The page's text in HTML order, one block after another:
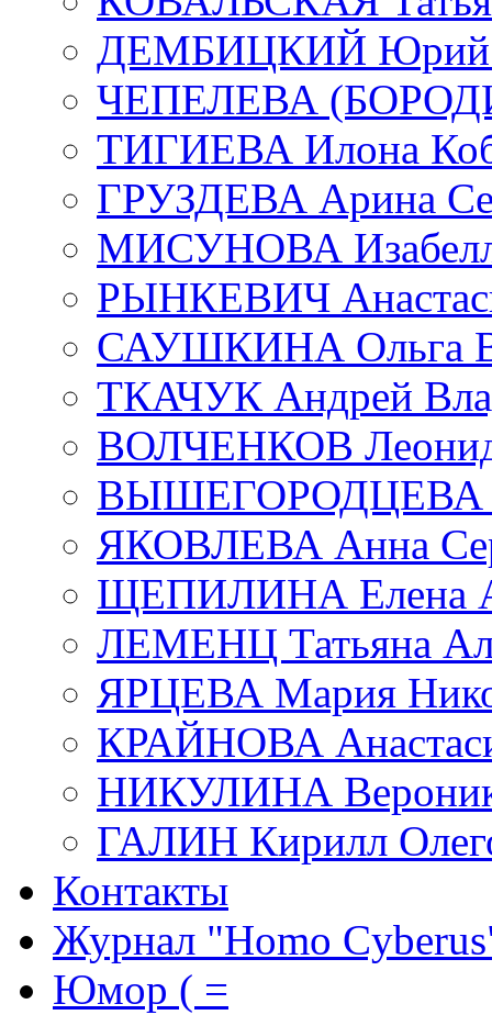
ДЕМБИЦКИЙ Юрий
ЧЕПЕЛЕВА
ТИГИЕВА Илона
ГРУЗДЕВА Арина
МИСУНОВА
РЫНКЕВИЧ
САУШКИНА Ольга
ТКАЧУК Андрей
ВОЛЧЕНКОВ Леонид
ВЫШЕГОРОДЦЕВА
ЯКОВЛЕВА Анна
ЩЕПИЛИНА Елена
ЛЕМЕНЦ Татьяна
ЯРЦЕВА Мария
КРАЙНОВА
НИКУЛИНА
ГАЛИН Кирилл
Контакты
Журнал "Homo
Юмор ( =